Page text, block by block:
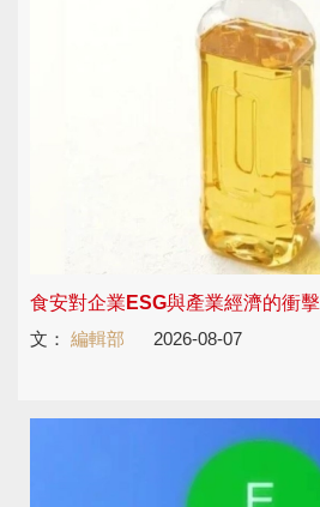
食安對企業ESG與產業經濟的衝擊
文： 編輯部 2026-08-07